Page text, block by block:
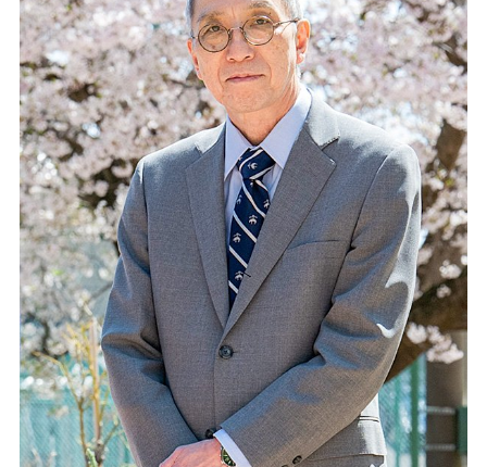
アクセス
受験生向けイベント
よくある質問
過去入試問題
お知らせ
教育実習の申し込み
同窓会